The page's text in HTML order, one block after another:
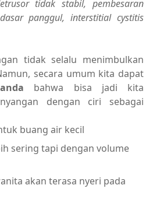
tidak stabil, pembesaran
panggul, interstitial cystitis
tidak selalu menimbulkan
secara umum kita dapat
bahwa bisa jadi kita
dengan ciri sebagai
buang air kecil
sering tapi dengan volume
akan terasa nyeri pada